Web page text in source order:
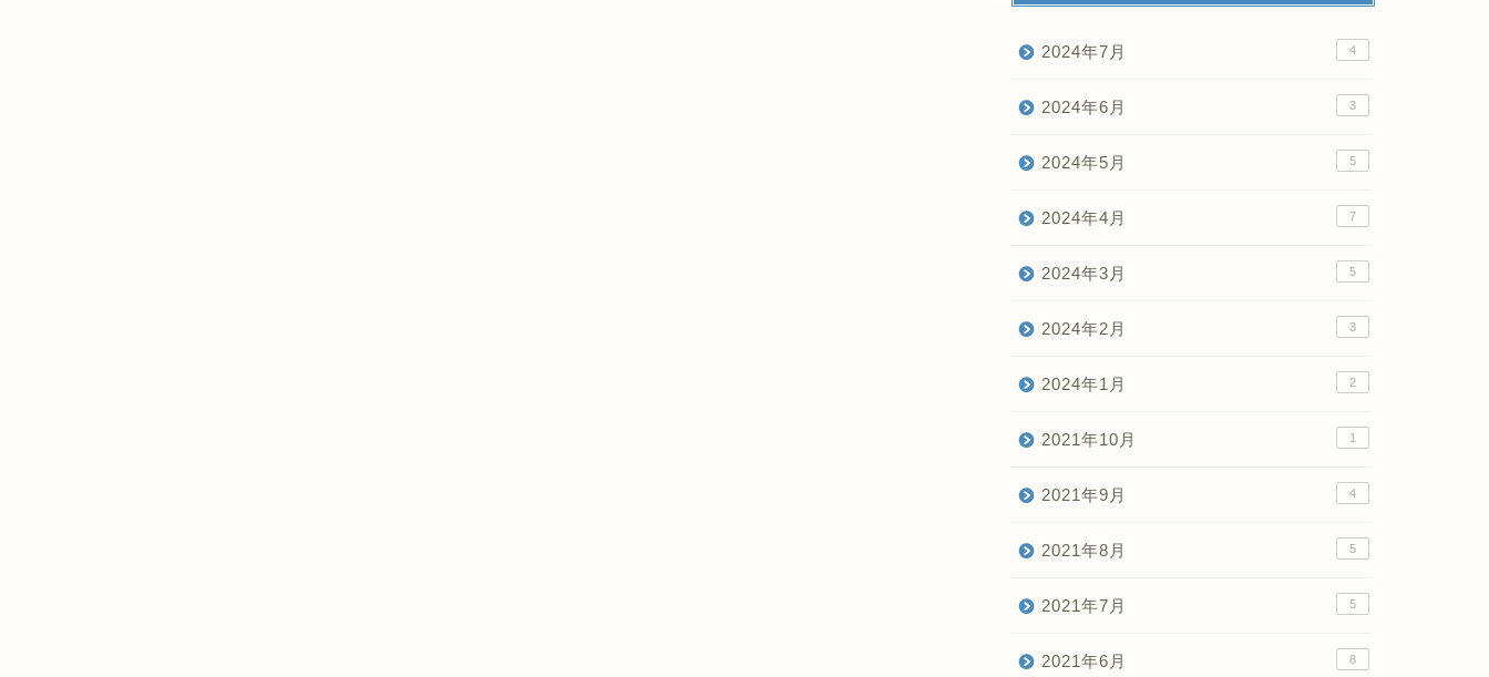
2024年7月 4
2024年6月 3
2024年5月 5
2024年4月 7
2024年3月 5
2024年2月 3
2024年1月 2
2021年10月 1
2021年9月 4
2021年8月 5
2021年7月 5
2021年6月 8